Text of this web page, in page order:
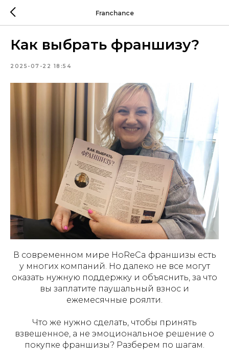
Franchance
Как выбрать франшизу?
2025-07-22 18:54
В современном мире HoReCa франшизы есть
у многих компаний. Но далеко не все могут
оказать нужную поддержку и объяснить, за что
вы заплатите паушальный взнос и
ежемесячные роялти.
Что же нужно сделать, чтобы принять
взвешенное, а не эмоциональное решение о
покупке франшизы? Разберем по шагам.